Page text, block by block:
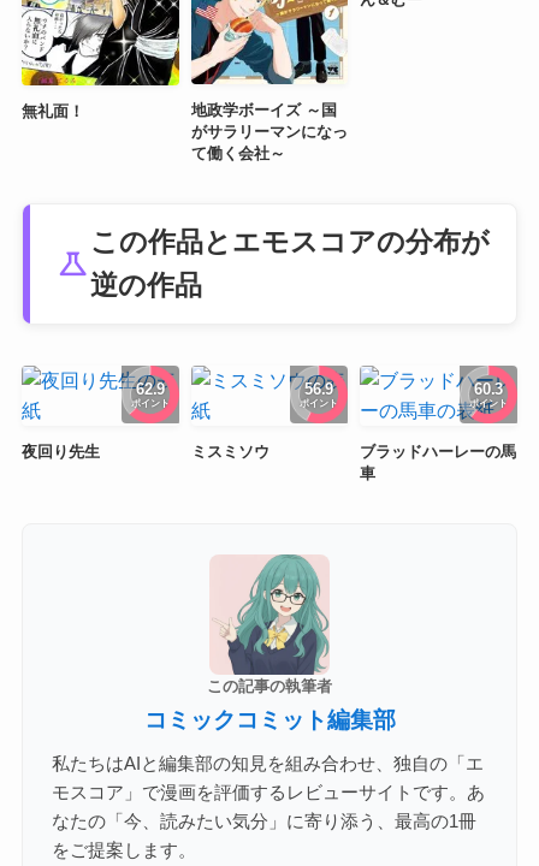
無礼面！
地政学ボーイズ ～国
がサラリーマンになっ
て働く会社～
science
この作品とエモスコアの分布が
逆の作品
62.9
ポイント
夜回り先生
56.9
ポイント
ミスミソウ
60.3
ポイント
ブラッドハーレーの馬
車
この記事の執筆者
コミックコミット編集部
私たちはAIと編集部の知見を組み合わせ、独自の「エ
モスコア」で漫画を評価するレビューサイトです。あ
なたの「今、読みたい気分」に寄り添う、最高の1冊
をご提案します。